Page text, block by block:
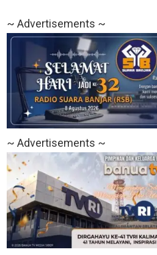
~ Advertisements ~
~ Advertisements ~